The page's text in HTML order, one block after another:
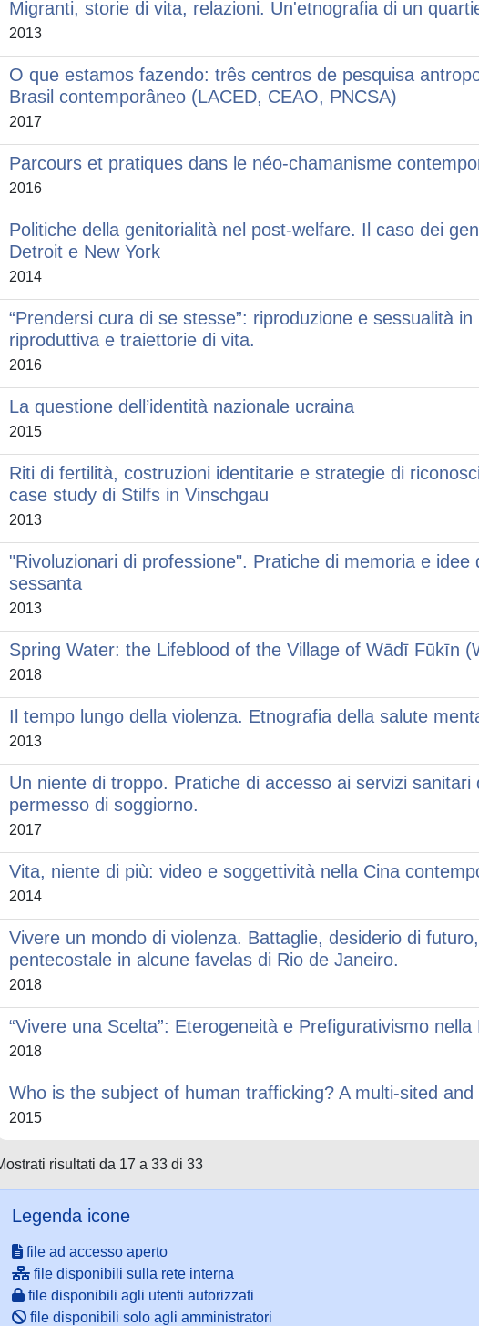
Migranti, storie di vita, relazioni. Un'etnografia di un
2013
O que estamos fazendo: três centros de pesquisa
Brasil contemporâneo (LACED, CEAO, PNCSA)
2017
Parcours et pratiques dans le néo-chamanisme
2016
Politiche della genitorialità nel post-welfare. Il caso dei
Detroit e New York
2014
“Prendersi cura di se stesse”: riproduzione e sessualità
riproduttiva e traiettorie di vita.
2016
La questione dell’identità nazionale ucraina
2015
Riti di fertilità, costruzioni identitarie e strategie di
case study di Stilfs in Vinschgau
2013
"Rivoluzionari di professione". Pratiche di memoria e idee
sessanta
2013
Spring Water: the Lifeblood of the Village of Wādī Fūkīn
2018
Il tempo lungo della violenza. Etnografia della salute
2013
Un niente di troppo. Pratiche di accesso ai servizi
permesso di soggiorno.
2017
Vita, niente di più: video e soggettività nella Cina
2014
Vivere un mondo di violenza. Battaglie, desiderio di
pentecostale in alcune favelas di Rio de Janeiro.
2018
“Vivere una Scelta”: Eterogeneità e Prefigurativismo
2018
Who is the subject of human trafficking? A multi-sited
2015
risultati da 17 a 33 di 33
Legenda icone
file ad accesso aperto
file disponibili sulla rete interna
file disponibili agli utenti autorizzati
file disponibili solo agli amministratori